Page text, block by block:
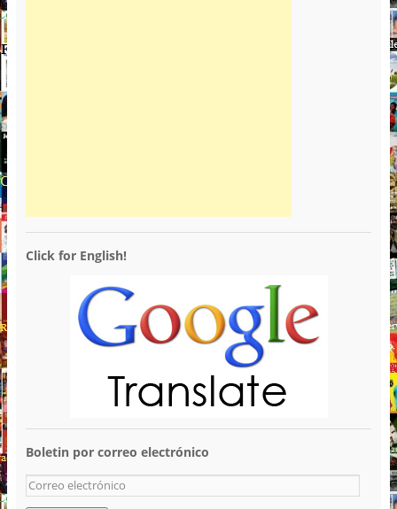
Click for English!
Boletin por correo electrónico